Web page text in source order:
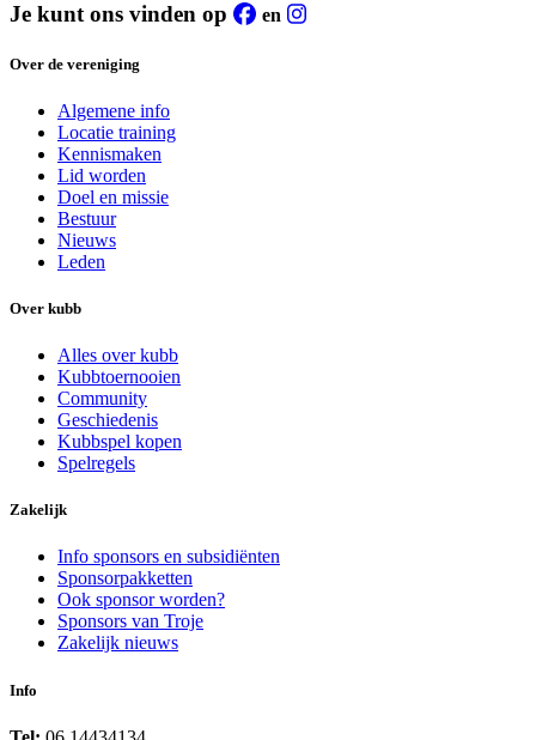
Je kunt ons vinden op en
Over de vereniging
Algemene info
Locatie training
Kennismaken
Lid worden
Doel en missie
Bestuur
Nieuws
Leden
Over kubb
Alles over kubb
Kubbtoernooien
Community
Geschiedenis
Kubbspel kopen
Spelregels
Zakelijk
Info sponsors en subsidiënten
Sponsorpakketten
Ook sponsor worden?
Sponsors van Troje
Zakelijk nieuws
Info